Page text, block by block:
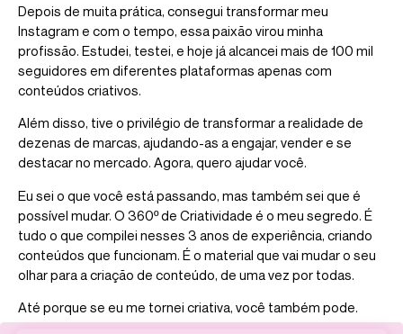
Depois de muita prática, consegui transformar meu
Instagram e com o tempo, essa paixão virou minha
profissão. Estudei, testei, e hoje já alcancei mais de 100 mil
seguidores em diferentes plataformas apenas com
conteúdos criativos.
Além disso, tive o privilégio de transformar a realidade de
dezenas de marcas, ajudando-as a engajar, vender e se
destacar no mercado. Agora, quero ajudar você.
Eu sei o que você está passando, mas também sei que é
possível mudar. O 360º de Criatividade é o meu segredo. É
tudo o que compilei nesses 3 anos de experiência, criando
conteúdos que funcionam. É o material que vai mudar o seu
olhar para a criação de conteúdo, de uma vez por todas.
Até porque se eu me tornei criativa, você também pode.